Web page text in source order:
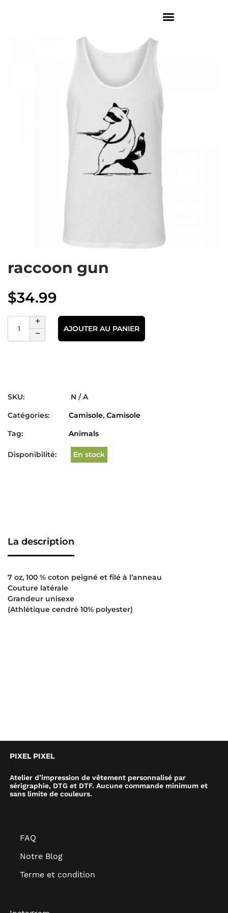
raccoon gun
$34.99
AJOUTER AU PANIER
SKU:
N / A
Catégories:
Camisole, Camisole
Tag:
Animals
Disponibilité: En stock
La description
7 oz, 100 % coton peigné et filé à l’anneau
Couture latérale
Grandeur unisexe
(Athlétique cendré 10% polyester)
PIXEL PIXEL
Atelier d’impression de vêtement personnalisé par
sérigraphie, DTG et DTF. Aucune commande minimum et
sans limite de couleurs.
FAQ
Notre Blog
Terme et condition